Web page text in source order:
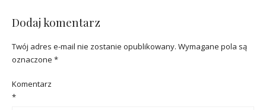
Dodaj komentarz
Twój adres e-mail nie zostanie opublikowany. Wymagane pola są
oznaczone *
Komentarz
*